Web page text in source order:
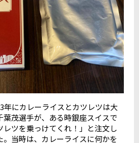
年にカレーライスとカツレツは大
茂選手が、ある時銀座スイスで
レツを乗っけてくれ！」と注文し
当時は、カレーライスに何かを